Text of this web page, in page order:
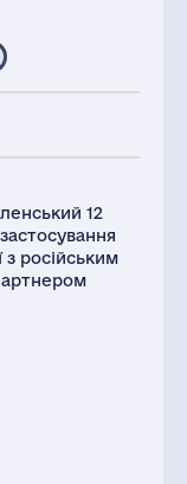
12
з російським